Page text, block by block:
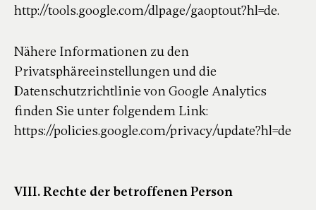
http://tools.google.com/dlpage/gaoptout?hl=de.
Nähere Informationen zu den
Privatsphäreeinstellungen und die
Datenschutzrichtlinie von Google Analytics
finden Sie unter folgendem Link:
https://policies.google.com/privacy/update?hl=de
VIII. Rechte der betroffenen Person